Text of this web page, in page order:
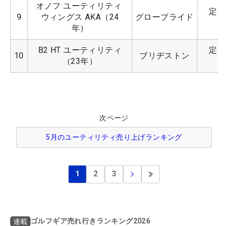
9
オノフ ユーティリティ
ウィングス AKA（24
年）
グローブライド
定価
10
B2 HT ユーティリティ
（23年）
ブリヂストン
定価
次ページ
5月のユーティリティ売り上げランキング
1 2 3
連載 ゴルフギア売れ行きランキング2026